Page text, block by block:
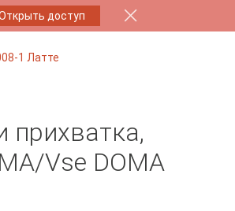
доступ
1 Латте
прихватка,
Vse DOMA